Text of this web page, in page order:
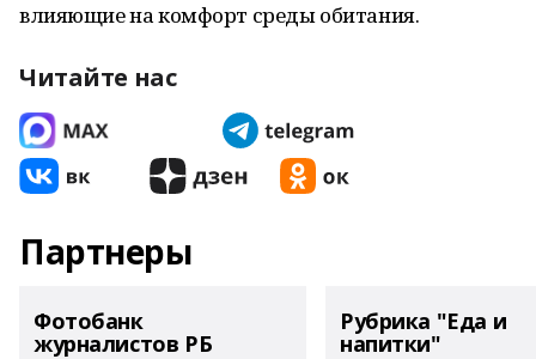
влияющие на комфорт среды обитания.
Читайте нас
Партнеры
Фотобанк
журналистов РБ
Рубрика "Еда и
напитки"